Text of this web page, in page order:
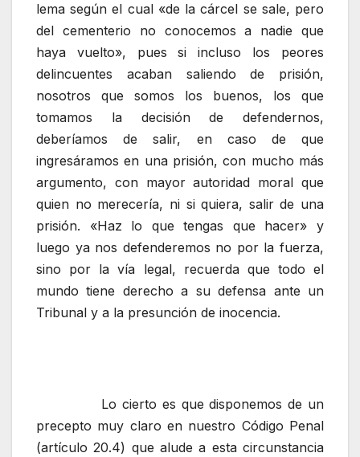
lema según el cual «de la cárcel se sale, pero
del cementerio no conocemos a nadie que
haya vuelto», pues si incluso los peores
delincuentes acaban saliendo de prisión,
nosotros que somos los buenos, los que
tomamos la decisión de defendernos,
deberíamos de salir, en caso de que
ingresáramos en una prisión, con mucho más
argumento, con mayor autoridad moral que
quien no merecería, ni si quiera, salir de una
prisión. «Haz lo que tengas que hacer» y
luego ya nos defenderemos no por la fuerza,
sino por la vía legal, recuerda que todo el
mundo tiene derecho a su defensa ante un
Tribunal y a la presunción de inocencia.
Lo cierto es que disponemos de un
precepto muy claro en nuestro Código Penal
(artículo 20.4) que alude a esta circunstancia